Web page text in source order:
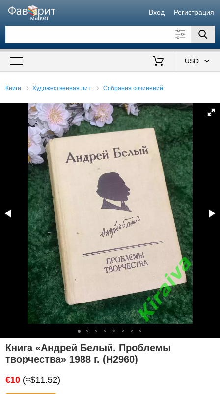
Вход Регистрация
Искать также в описании
Книги Художественная лит. Собрания сочинений
Книга «Андрей Белый. Проблемы
творчества» 1988 г. (Н2960)
€10 (≈$11.52)